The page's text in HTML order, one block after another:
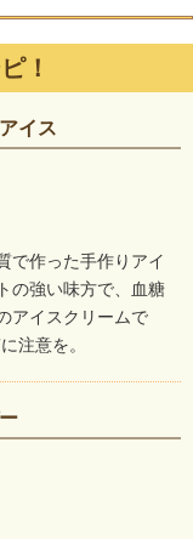
！
イス
で作った手作りアイ
の強い味方で、血糖
アイスクリームで
注意を。